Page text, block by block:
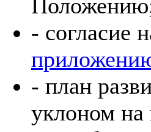
- согласие
- план
уклоном на